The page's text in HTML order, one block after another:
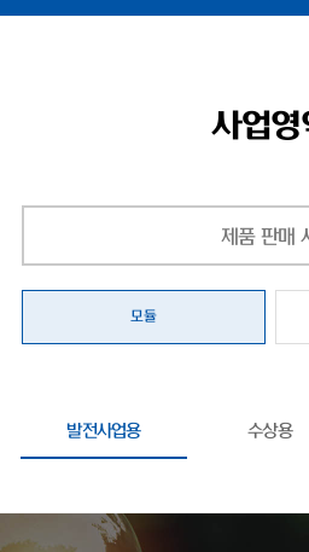
사업영
제품 판매
모듈
발전사업용 수상용